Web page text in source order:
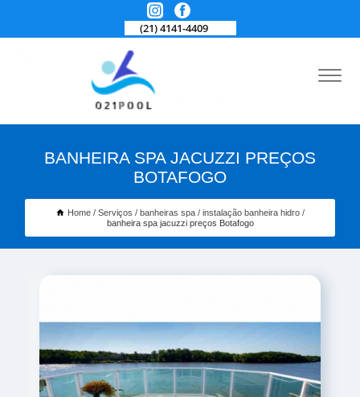
(21) 4141-4409
BANHEIRA SPA JACUZZI PREÇOS
BOTAFOGO
Home Serviços banheiras spa
instalação banheira hidro
banheira spa jacuzzi preços Botafogo